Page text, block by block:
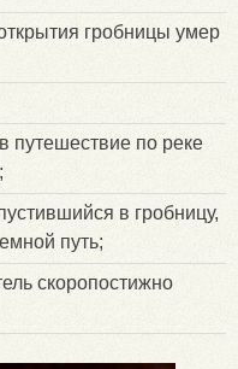
гробницы умер
путешествие по реке
в гробницу,
путь;
скоропостижно